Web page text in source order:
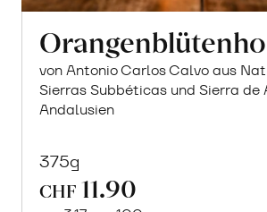
von Antonio Carlos Calvo aus
Sierras Subbéticas und Sierra de
Andalusien
375g
CHF 11.90